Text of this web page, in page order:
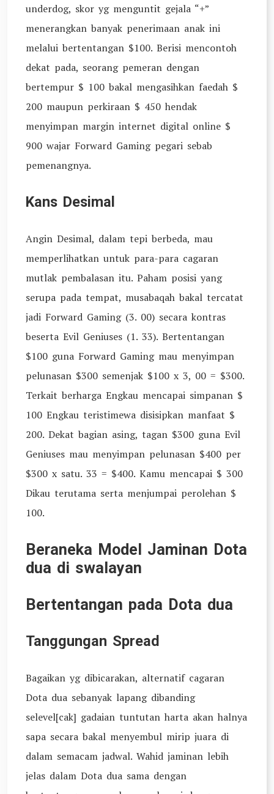
underdog, skor yg menguntit gejala “+”
menerangkan banyak penerimaan anak ini
melalui bertentangan $100. Berisi mencontoh
dekat pada, seorang pemeran dengan
bertempur $ 100 bakal mengasihkan faedah $
200 maupun perkiraan $ 450 hendak
menyimpan margin internet digital online $
900 wajar Forward Gaming pegari sebab
pemenangnya.
Kans Desimal
Angin Desimal, dalam tepi berbeda, mau
memperlihatkan untuk para-para cagaran
mutlak pembalasan itu. Paham posisi yang
serupa pada tempat, musabaqah bakal tercatat
jadi Forward Gaming (3. 00) secara kontras
beserta Evil Geniuses (1. 33). Bertentangan
$100 guna Forward Gaming mau menyimpan
pelunasan $300 semenjak $100 x 3, 00 = $300.
Terkait berharga Engkau mencapai simpanan $
100 Engkau teristimewa disisipkan manfaat $
200. Dekat bagian asing, tagan $300 guna Evil
Geniuses mau menyimpan pelunasan $400 per
$300 x satu. 33 = $400. Kamu mencapai $ 300
Dikau terutama serta menjumpai perolehan $
100.
Beraneka Model Jaminan Dota
dua di swalayan
Bertentangan pada Dota dua
Tanggungan Spread
Bagaikan yg dibicarakan, alternatif cagaran
Dota dua sebanyak lapang dibanding
selevel[cak] gadaian tuntutan harta akan halnya
sapa secara bakal menyembul mirip juara di
dalam semacam jadwal. Wahid jaminan lebih
jelas dalam Dota dua sama dengan